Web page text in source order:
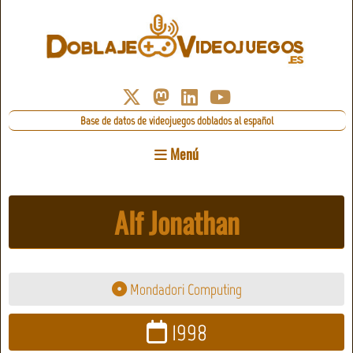
Base de datos de videojuegos doblados al español
Menú
Alf Jonathan
Mondadori Computing
1998